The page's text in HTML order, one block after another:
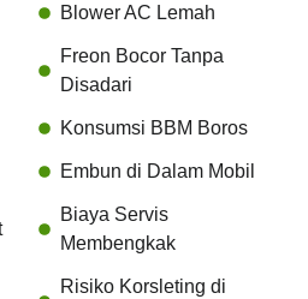
Blower AC Lemah
Freon Bocor Tanpa
Disadari
Konsumsi BBM Boros
Embun di Dalam Mobil
Biaya Servis
Membengkak
Risiko Korsleting di